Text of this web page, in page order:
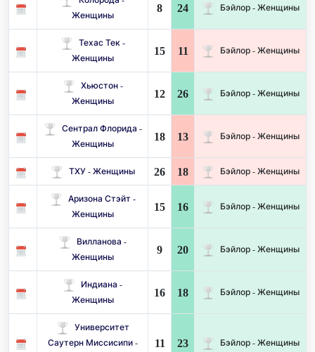
Женщины
8 24 Бэйлор - Женщины
Техас Тек -
Женщины
15 11 Бэйлор - Женщины
Хьюстон -
Женщины
12 26 Бэйлор - Женщины
Сентрал Флорида -
Женщины
18 13 Бэйлор - Женщины
ТХУ - Женщины 26 18 Бэйлор - Женщины
Аризона Стэйт -
Женщины
15 16 Бэйлор - Женщины
Вилланова -
Женщины
9 20 Бэйлор - Женщины
Индиана -
Женщины
16 18 Бэйлор - Женщины
Университет
Саутерн Миссисипи -
11 23 Бэйлор - Женщины